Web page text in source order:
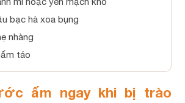
bạc hà xoa bụng
nhàng
táo
ấm ngay khi bị trào